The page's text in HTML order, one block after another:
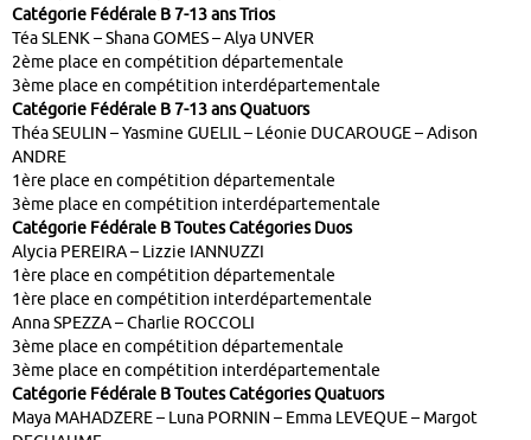
Catégorie Fédérale B 7-13 ans Trios
Téa SLENK – Shana GOMES – Alya UNVER
2ème place en compétition départementale
3ème place en compétition interdépartementale
Catégorie Fédérale B 7-13 ans Quatuors
Théa SEULIN – Yasmine GUELIL – Léonie DUCAROUGE – Adison
ANDRE
1ère place en compétition départementale
3ème place en compétition interdépartementale
Catégorie Fédérale B Toutes Catégories Duos
Alycia PEREIRA – Lizzie IANNUZZI
1ère place en compétition départementale
1ère place en compétition interdépartementale
Anna SPEZZA – Charlie ROCCOLI
3ème place en compétition départementale
3ème place en compétition interdépartementale
Catégorie Fédérale B Toutes Catégories Quatuors
Maya MAHADZERE – Luna PORNIN – Emma LEVEQUE – Margot